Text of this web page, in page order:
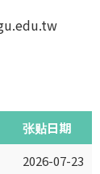
张贴日期
2026-07-23